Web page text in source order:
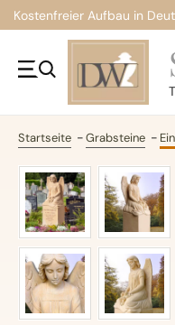
Kostenfreier Aufbau in
Startseite Grabsteine